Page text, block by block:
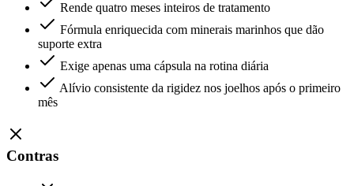
Rende quatro meses inteiros de tratamento
Fórmula enriquecida com minerais marinhos que dão
suporte extra
Exige apenas uma cápsula na rotina diária
Alívio consistente da rigidez nos joelhos após o primeiro
mês
Contras